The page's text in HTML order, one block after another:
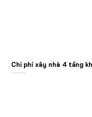
Chi phí xây nhà 4 tầng